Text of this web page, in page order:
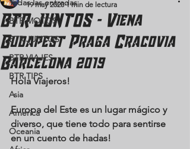
Todas las entradas
BTR MOTOS
BTR JUNTOS
BTR VIAJES
BTR TIPS
Asia
America
Oceania
BTR JUNTOS - Viena
Budapest Praga Cracovia
Barcelona 2019
19 may 2020 1 min de lectura
Hola Viajeros!
Europa del Este es un lugar mágico y
diverso, que tiene todo para sentirse
en un cuento de hadas!